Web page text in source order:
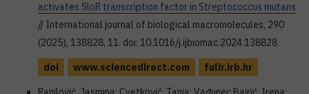
activates SloR transcription factor in Streptococcus mutans
// International journal of biological macromolecules, 290
(2025), 138828, 11. doi: 10.1016/j.ijbiomac.2024.138828
doi
www.sciencedirect.com
fulir.irb.hr